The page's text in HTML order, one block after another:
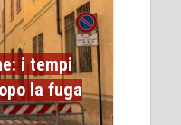
i tempi
la fuga